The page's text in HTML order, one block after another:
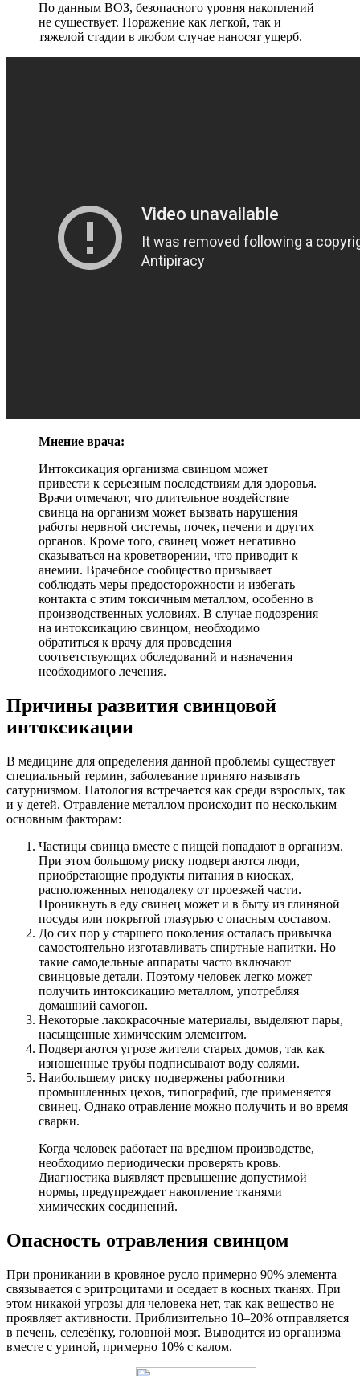
По данным ВОЗ, безопасного уровня накоплений
не существует. Поражение как легкой, так и
тяжелой стадии в любом случае наносят ущерб.
Мнение врача:
Интоксикация организма свинцом может
привести к серьезным последствиям для здоровья.
Врачи отмечают, что длительное воздействие
свинца на организм может вызвать нарушения
работы нервной системы, почек, печени и других
органов. Кроме того, свинец может негативно
сказываться на кроветворении, что приводит к
анемии. Врачебное сообщество призывает
соблюдать меры предосторожности и избегать
контакта с этим токсичным металлом, особенно в
производственных условиях. В случае подозрения
на интоксикацию свинцом, необходимо
обратиться к врачу для проведения
соответствующих обследований и назначения
необходимого лечения.
Причины развития свинцовой
интоксикации
В медицине для определения данной проблемы существует
специальный термин, заболевание принято называть
сатурнизмом. Патология встречается как среди взрослых, так
и у детей. Отравление металлом происходит по нескольким
основным факторам:
Частицы свинца вместе с пищей попадают в организм.
При этом большому риску подвергаются люди,
приобретающие продукты питания в киосках,
расположенных неподалеку от проезжей части.
Проникнуть в еду свинец может и в быту из глиняной
посуды или покрытой глазурью с опасным составом.
До сих пор у старшего поколения осталась привычка
самостоятельно изготавливать спиртные напитки. Но
такие самодельные аппараты часто включают
свинцовые детали. Поэтому человек легко может
получить интоксикацию металлом, употребляя
домашний самогон.
Некоторые лакокрасочные материалы, выделяют пары,
насыщенные химическим элементом.
Подвергаются угрозе жители старых домов, так как
изношенные трубы подписывают воду солями.
Наибольшему риску подвержены работники
промышленных цехов, типографий, где применяется
свинец. Однако отравление можно получить и во время
сварки.
Когда человек работает на вредном производстве,
необходимо периодически проверять кровь.
Диагностика выявляет превышение допустимой
нормы, предупреждает накопление тканями
химических соединений.
Опасность отравления свинцом
При проникании в кровяное русло примерно 90% элемента
связывается с эритроцитами и оседает в косных тканях. При
этом никакой угрозы для человека нет, так как вещество не
проявляет активности. Приблизительно 10–20% отправляется
в печень, селезёнку, головной мозг. Выводится из организма
вместе с уриной, примерно 10% с калом.